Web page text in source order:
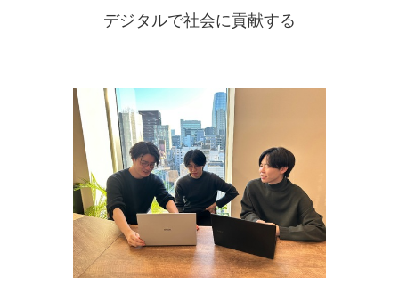
デジタルで社会に貢献する